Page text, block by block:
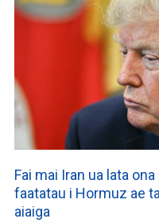
Fai mai Iran ua lata
faatatau i Hormuz ae
aiaiga